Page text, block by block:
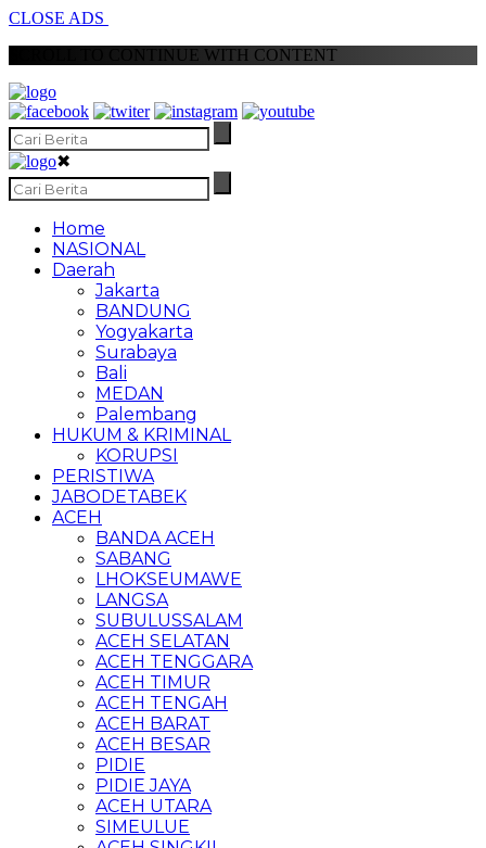
CLOSE ADS
SCROLL TO CONTINUE WITH CONTENT
✖
Home
NASIONAL
Daerah
Jakarta
BANDUNG
Yogyakarta
Surabaya
Bali
MEDAN
Palembang
HUKUM & KRIMINAL
KORUPSI
PERISTIWA
JABODETABEK
ACEH
BANDA ACEH
SABANG
LHOKSEUMAWE
LANGSA
SUBULUSSALAM
ACEH SELATAN
ACEH TENGGARA
ACEH TIMUR
ACEH TENGAH
ACEH BARAT
ACEH BESAR
PIDIE
PIDIE JAYA
ACEH UTARA
SIMEULUE